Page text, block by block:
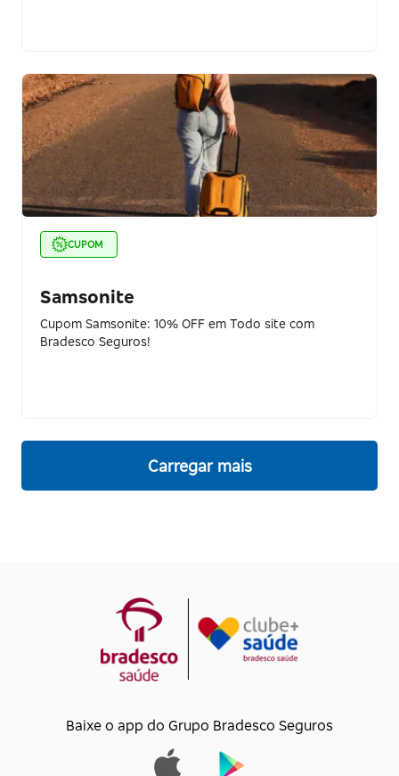
CUPOM
Samsonite
Cupom Samsonite: 10% OFF em Todo site com
Bradesco Seguros!
Carregar mais
Baixe o app do Grupo Bradesco Seguros